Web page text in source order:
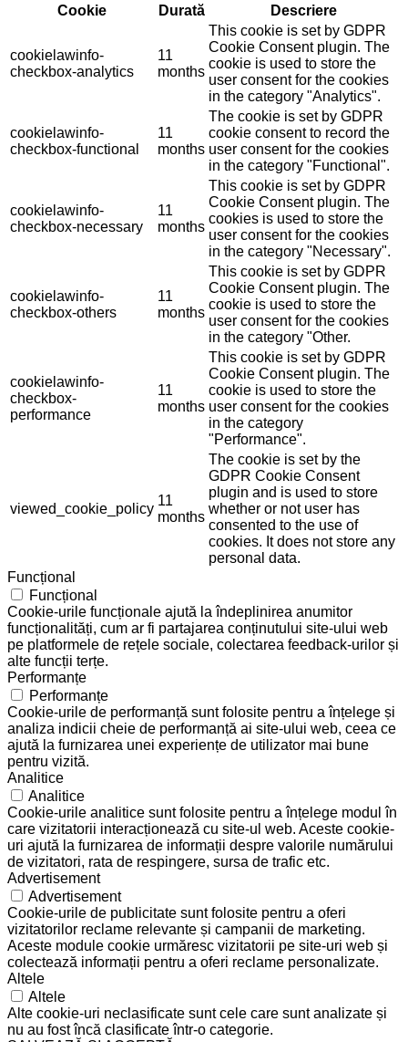
Cookie
Durată Descriere
cookielawinfo-
checkbox-analytics
11
months
This cookie is set by GDPR
Cookie Consent plugin. The
cookie is used to store the
user consent for the cookies
in the category "Analytics".
cookielawinfo-
checkbox-functional
11
months
The cookie is set by GDPR
cookie consent to record the
user consent for the cookies
in the category "Functional".
cookielawinfo-
checkbox-necessary
11
months
This cookie is set by GDPR
Cookie Consent plugin. The
cookies is used to store the
user consent for the cookies
in the category "Necessary".
cookielawinfo-
checkbox-others
11
months
This cookie is set by GDPR
Cookie Consent plugin. The
cookie is used to store the
user consent for the cookies
in the category "Other.
cookielawinfo-
checkbox-
performance
11
months
This cookie is set by GDPR
Cookie Consent plugin. The
cookie is used to store the
user consent for the cookies
in the category
"Performance".
viewed_cookie_policy
11
months
The cookie is set by the
GDPR Cookie Consent
plugin and is used to store
whether or not user has
consented to the use of
cookies. It does not store any
personal data.
Funcțional
Funcțional
Cookie-urile funcționale ajută la îndeplinirea anumitor
funcționalități, cum ar fi partajarea conținutului site-ului web
pe platformele de rețele sociale, colectarea feedback-urilor și
alte funcții terțe.
Performanțe
Performanțe
Cookie-urile de performanță sunt folosite pentru a înțelege și
analiza indicii cheie de performanță ai site-ului web, ceea ce
ajută la furnizarea unei experiențe de utilizator mai bune
pentru vizită.
Analitice
Analitice
Cookie-urile analitice sunt folosite pentru a înțelege modul în
care vizitatorii interacționează cu site-ul web. Aceste cookie-
uri ajută la furnizarea de informații despre valorile numărului
de vizitatori, rata de respingere, sursa de trafic etc.
Advertisement
Advertisement
Cookie-urile de publicitate sunt folosite pentru a oferi
vizitatorilor reclame relevante și campanii de marketing.
Aceste module cookie urmăresc vizitatorii pe site-uri web și
colectează informații pentru a oferi reclame personalizate.
Altele
Altele
Alte cookie-uri neclasificate sunt cele care sunt analizate și
nu au fost încă clasificate într-o categorie.